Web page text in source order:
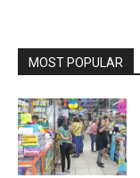
MOST POPULAR